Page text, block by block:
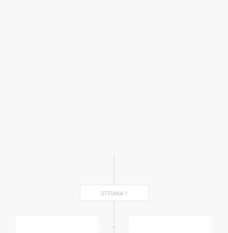
STRANA 1